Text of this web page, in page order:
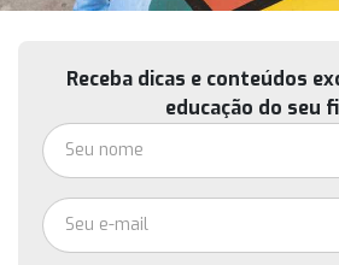
Receba dicas e conteúdos
educação do seu